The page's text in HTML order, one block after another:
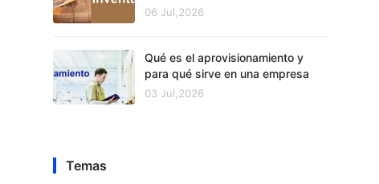
06 Jul,2026
Qué es el aprovisionamiento y
para qué sirve en una empresa
03 Jul,2026
Temas